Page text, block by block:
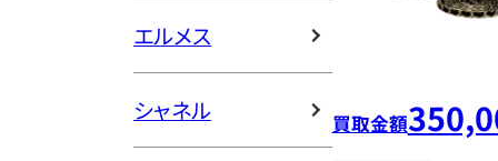
エルメス
シャネル 買取金額